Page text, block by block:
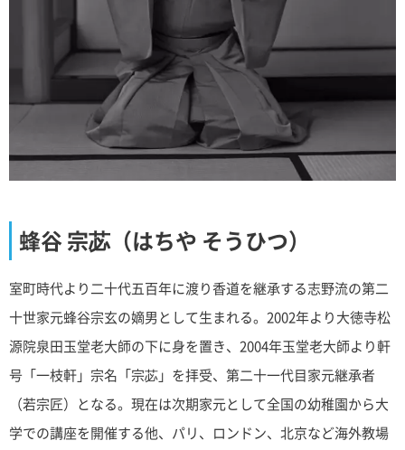
蜂谷 宗苾（はちや そうひつ）
室町時代より二十代五百年に渡り香道を継承する志野流の第二
十世家元蜂谷宗玄の嫡男として生まれる。2002年より大徳寺松
源院泉田玉堂老大師の下に身を置き、2004年玉堂老大師より軒
号「一枝軒」宗名「宗苾」を拝受、第二十一代目家元継承者
（若宗匠）となる。現在は次期家元として全国の幼稚園から大
学での講座を開催する他、パリ、ロンドン、北京など海外教場